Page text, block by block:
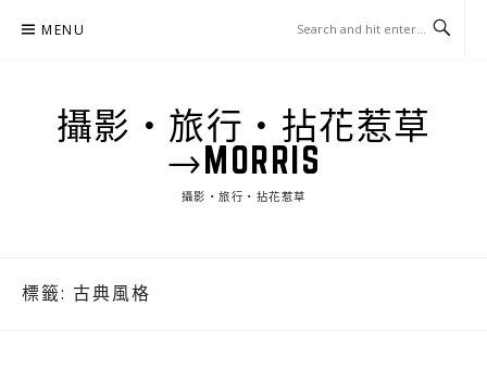
MENU
攝影‧旅行‧拈花惹草
→MORRIS
攝影‧旅行‧拈花惹草
標籤: 古典風格